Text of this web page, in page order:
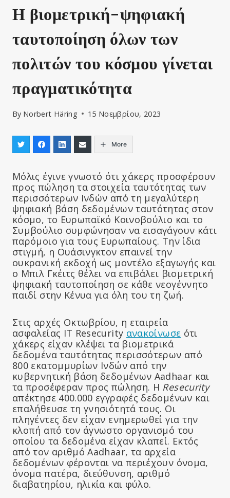
Η βιομετρική-ψηφιακή
ταυτοποίηση όλων των
πολιτών του κόσμου γίνεται
πραγματικότητα
By Norbert Häring 15 Νοεμβρίου, 2023
More
Μόλις έγινε γνωστό ότι χάκερς προσφέρουν
προς πώληση τα στοιχεία ταυτότητας των
περισσότερων Ινδών από τη μεγαλύτερη
ψηφιακή βάση δεδομένων ταυτότητας στον
κόσμο, το Ευρωπαϊκό Κοινοβούλιο και το
Συμβούλιο συμφώνησαν να εισαγάγουν κάτι
παρόμοιο για τους Ευρωπαίους. Την ίδια
στιγμή, η Ουάσινγκτον επαινεί την
ουκρανική εκδοχή ως μοντέλο εξαγωγής και
ο Μπιλ Γκέιτς θέλει να επιβάλει βιομετρική
ψηφιακή ταυτοποίηση σε κάθε νεογέννητο
παιδί στην Κένυα για όλη του τη ζωή.
Στις αρχές Οκτωβρίου, η εταιρεία
ασφαλείας IT Resecurity ανακοίνωσε ότι
χάκερς είχαν κλέψει τα βιομετρικά
δεδομένα ταυτότητας περισσότερων από
800 εκατομμυρίων Ινδών από την
κυβερνητική βάση δεδομένων Aadhaar και
τα προσέφεραν προς πώληση. Η Resecurity
απέκτησε 400.000 εγγραφές δεδομένων και
επαλήθευσε τη γνησιότητά τους. Οι
πληγέντες δεν είχαν ενημερωθεί για την
κλοπή από τον άγνωστο οργανισμό του
οποίου τα δεδομένα είχαν κλαπεί. Εκτός
από τον αριθμό Aadhaar, τα αρχεία
δεδομένων φέρονται να περιέχουν όνομα,
όνομα πατέρα, διεύθυνση, αριθμό
διαβατηρίου, ηλικία και φύλο.